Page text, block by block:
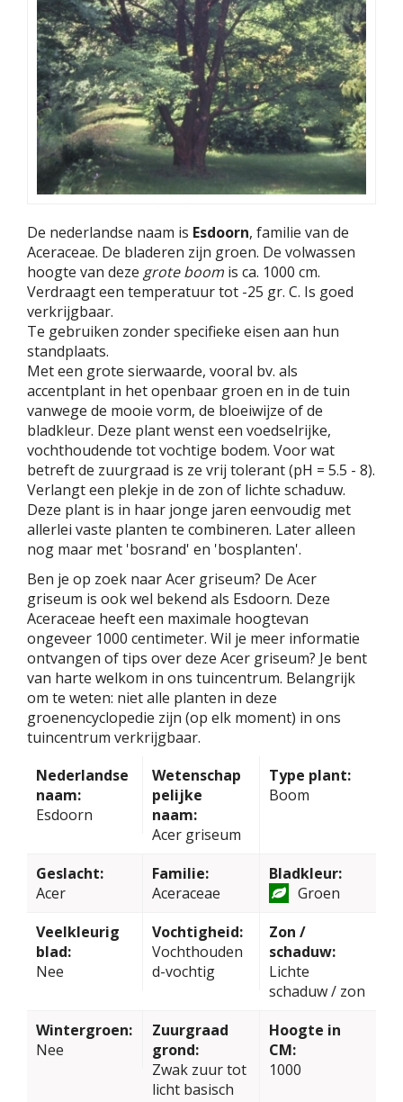
De nederlandse naam is Esdoorn, familie van de
Aceraceae. De bladeren zijn groen. De volwassen
hoogte van deze grote boom is ca. 1000 cm.
Verdraagt een temperatuur tot -25 gr. C. Is goed
verkrijgbaar.
Te gebruiken zonder specifieke eisen aan hun
standplaats.
Met een grote sierwaarde, vooral bv. als
accentplant in het openbaar groen en in de tuin
vanwege de mooie vorm, de bloeiwijze of de
bladkleur. Deze plant wenst een voedselrijke,
vochthoudende tot vochtige bodem. Voor wat
betreft de zuurgraad is ze vrij tolerant (pH = 5.5 - 8).
Verlangt een plekje in de zon of lichte schaduw.
Deze plant is in haar jonge jaren eenvoudig met
allerlei vaste planten te combineren. Later alleen
nog maar met 'bosrand' en 'bosplanten'.
Ben je op zoek naar Acer griseum? De Acer
griseum is ook wel bekend als Esdoorn. Deze
Aceraceae heeft een maximale hoogtevan
ongeveer 1000 centimeter. Wil je meer informatie
ontvangen of tips over deze Acer griseum? Je bent
van harte welkom in ons tuincentrum. Belangrijk
om te weten: niet alle planten in deze
groenencyclopedie zijn (op elk moment) in ons
tuincentrum verkrijgbaar.
Nederlandse
naam:
Esdoorn
Wetenschap
pelijke
naam:
Acer griseum
Type plant:
Boom
Geslacht:
Acer
Familie:
Aceraceae
Bladkleur:
Groen
Veelkleurig
blad:
Nee
Vochtigheid:
Vochthouden
d-vochtig
Zon /
schaduw:
Lichte
schaduw / zon
Wintergroen:
Nee
Zuurgraad
grond:
Zwak zuur tot
licht basisch
Hoogte in
CM:
1000